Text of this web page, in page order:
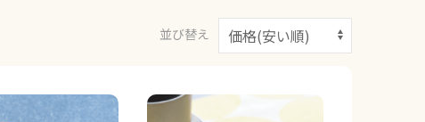
並び替え